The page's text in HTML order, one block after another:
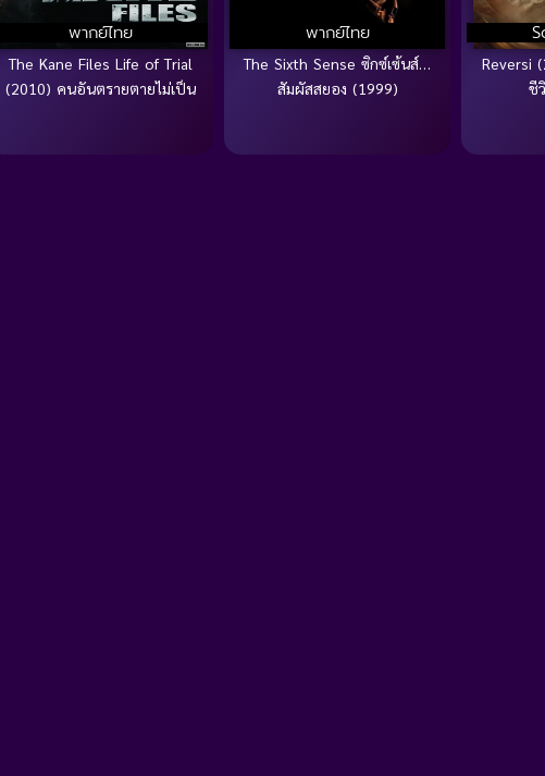
พากย์ไทย
The Kane Files Life of Trial
(2010) คนอันตรายตายไม่เป็น
พากย์ไทย
The Sixth Sense ซิกซ์เซ้นส์…
สัมผัสสยอง (1999)
Reversi
ชี